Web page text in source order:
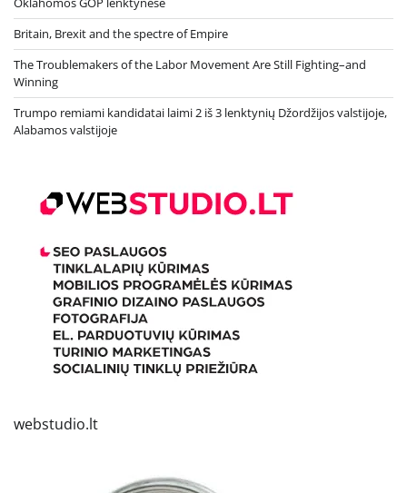
Britain, Brexit and the spectre of Empire
The Troublemakers of the Labor Movement Are Still Fighting–and
Winning
Trumpo remiami kandidatai laimi 2 iš 3 lenktynių Džordžijos valstijoje,
Alabamos valstijoje
webstudio.lt